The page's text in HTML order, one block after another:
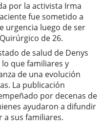
por la activista Irma
fue sometido a
urgencia luego de ser
de 26.
de salud de Denys
que familiares y
de una evolución
La publicación
por decenas de
ayudaron a difundir
a sus familiares.